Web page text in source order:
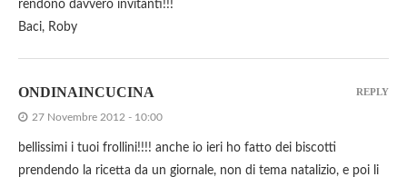
rendono davvero invitanti!!!
Baci, Roby
ONDINAINCUCINA
27 Novembre 2012 - 10:00
bellissimi i tuoi frollini!!!! anche io ieri ho fatto dei biscotti
prendendo la ricetta da un giornale, non di tema natalizio, e poi li
REPLY